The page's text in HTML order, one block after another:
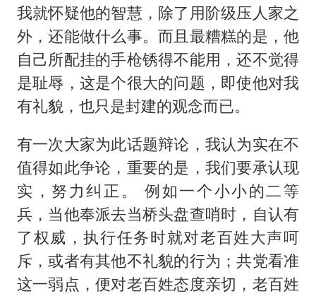
我就怀疑他的智慧，除了用阶级压人家之
外，还能做什么事。而且最糟糕的是，他
自己所配挂的手枪锈得不能用，还不觉得
是耻辱，这是个很大的问题，即使他对我
有礼貌，也只是封建的观念而已。
有一次大家为此话题辩论，我认为实在不
值得如此争论，重要的是，我们要承认现
实，努力纠正。 例如一个小小的二等
兵，当他奉派去当桥头盘查哨时，自认有
了权威，执行任务时就对老百姓大声呵
斥，或者有其他不礼貌的行为；共党看准
这一弱点，便对老百姓态度亲切，老百姓